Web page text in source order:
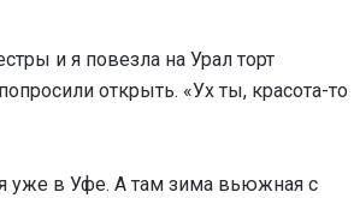
и я повезла на Урал торт
открыть. «Ух ты, красота-то
уже в Уфе. А там зима вьюжная с